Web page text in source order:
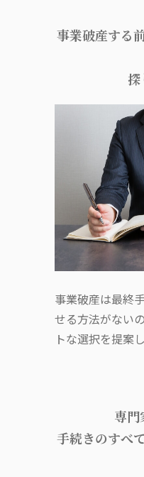
事業破産する
探
事業破産は最終
せる方法がない
トな選択を提案し
専門
手続きのすべ